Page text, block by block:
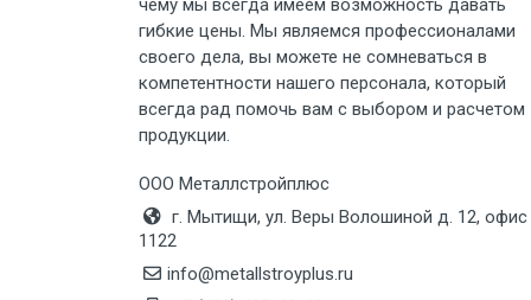
Груз до 6 м, вес до 8 тн
Груз до 6 м, вес до 10 тн
Груз до 12 м, вес до 20 тн
чему мы всегда имеем возможность давать
гибкие цены. Мы являемся профессионалами
своего дела, вы можете не сомневаться в
компетентности нашего персонала, который
всегда рад помочь вам с выбором и расчетом
продукции.
ООО Металлстройплюс
г. Мытищи, ул. Веры Волошиной д. 12, офис
1122
info@metallstroyplus.ru